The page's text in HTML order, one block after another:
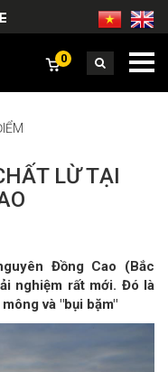
0
LỪ TẠI
Đồng Cao (Bắc
nghiệm rất mới. Đó là
và "bụi bặm"